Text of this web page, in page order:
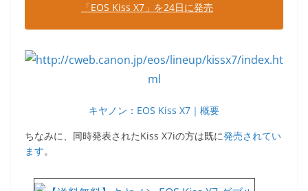
「EOS Kiss X7」を24日に発売
キヤノン：EOS Kiss X7｜概要
ちなみに、同時発表されたKiss X7iの方は既に発売されてい
ます。